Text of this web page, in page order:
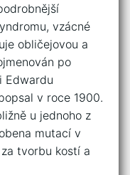
vzácné
obličejovou a
po⁢
Edwardu
v⁤ roce 1900.
⁢u jednoho z
mutací v
tvorbu⁤ kostí a